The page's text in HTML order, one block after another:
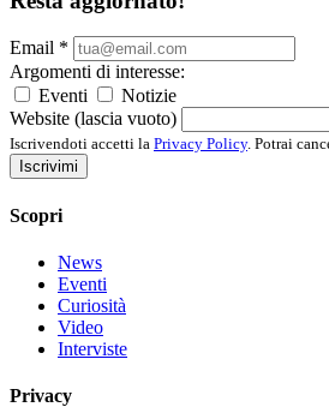
Email *
Argomenti di interesse:
Eventi
Notizie
Website (lascia vuoto)
Iscrivendoti accetti la Privacy Policy. Potrai
Iscrivimi
Scopri
News
Eventi
Curiosità
Video
Interviste
Privacy